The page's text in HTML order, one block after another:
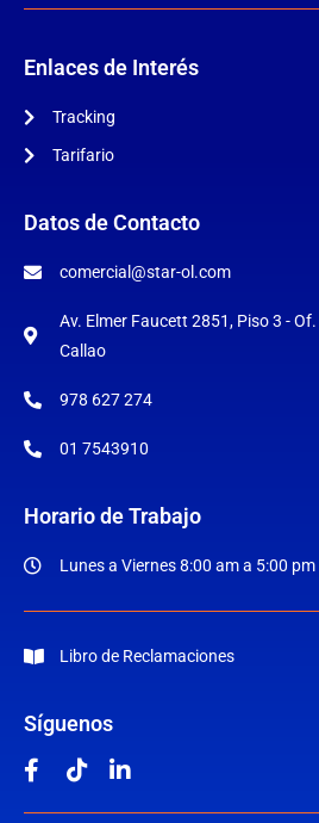
Enlaces de Interés
Tracking
Tarifario
Datos de Contacto
comercial@star-ol.com
Av. Elmer Faucett 2851, Piso 3 -
Callao
978 627 274
01 7543910
Horario de Trabajo
Lunes a Viernes 8:00 am a 5:00 pm
Libro de Reclamaciones
Síguenos